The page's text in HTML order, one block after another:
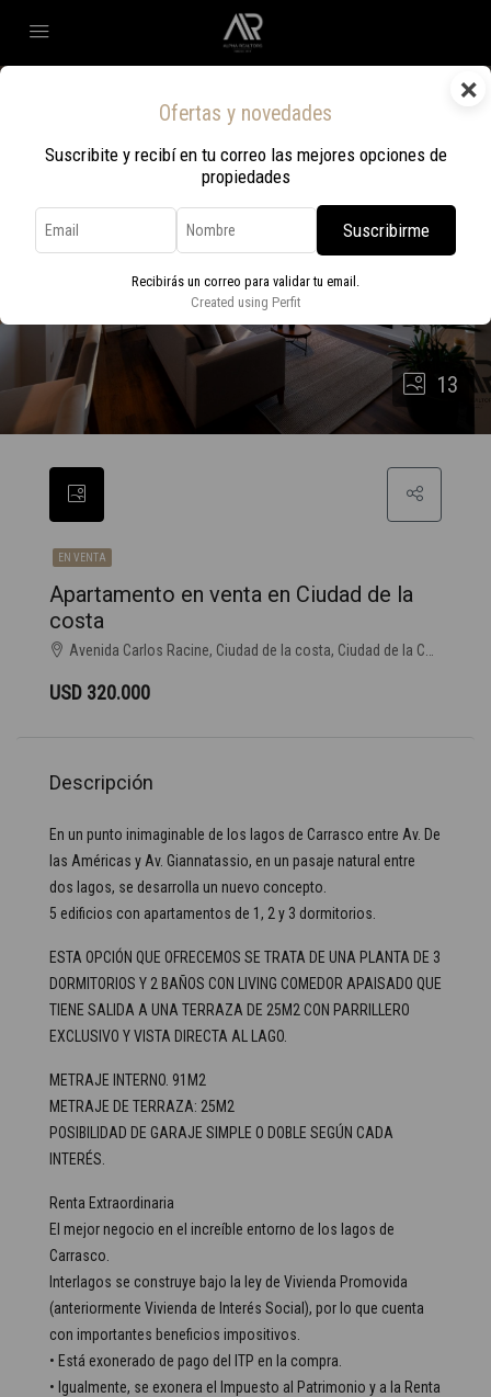
×
Ofertas y novedades
Suscribite y recibí en tu correo las mejores opciones de
propiedades
Suscribirme
Recibirás un correo para validar tu email.
Created using Perfit
13
EN VENTA
Apartamento en venta en Ciudad de la
costa
Avenida Carlos Racine, Ciudad de la costa, Ciudad de la Costa
USD 320.000
Descripción
En un punto inimaginable de los lagos de Carrasco entre Av. De
las Américas y Av. Giannatassio, en un pasaje natural entre
dos lagos, se desarrolla un nuevo concepto.
5 edificios con apartamentos de 1, 2 y 3 dormitorios.
ESTA OPCIÓN QUE OFRECEMOS SE TRATA DE UNA PLANTA DE 3
DORMITORIOS Y 2 BAÑOS CON LIVING COMEDOR APAISADO QUE
TIENE SALIDA A UNA TERRAZA DE 25M2 CON PARRILLERO
EXCLUSIVO Y VISTA DIRECTA AL LAGO.
METRAJE INTERNO. 91M2
METRAJE DE TERRAZA: 25M2
POSIBILIDAD DE GARAJE SIMPLE O DOBLE SEGÚN CADA
INTERÉS.
Renta Extraordinaria
El mejor negocio en el increíble entorno de los lagos de
Carrasco.
Interlagos se construye bajo la ley de Vivienda Promovida
(anteriormente Vivienda de Interés Social), por lo que cuenta
con importantes beneficios impositivos.
• Está exonerado de pago del ITP en la compra.
• Igualmente, se exonera el Impuesto al Patrimonio y a la Renta